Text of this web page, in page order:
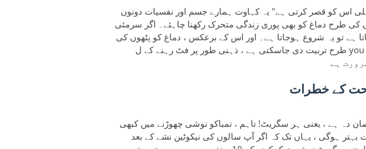
اس کو قصر کرتی ہے" یہ کہاوت ہمارے جسم اور نفسیات دونوں
کی طرح دماغ کو بھی پوری زندگی متحرک رکھنا چاہئے۔ اگر سرمئی
ہے تو یہ شروع ہوجاتا ہے۔ اور اس کے برعکس ، دماغ کو پٹھوں کی
طرح تربیت دی جاسکتی ہے ، ذہنی طور پر فٹ رہنے کے ل you ، آپ کو روزانہ اپنے سرمئی
ہے
ہے ، یعنی ہر سگریٹ! تاہم ، تمباکو نوشی چھوڑنے میں کبھی
ہوگی ، یہاں تک کہ اگر آپ سالوں کی نیکوٹین نشے کے بعد